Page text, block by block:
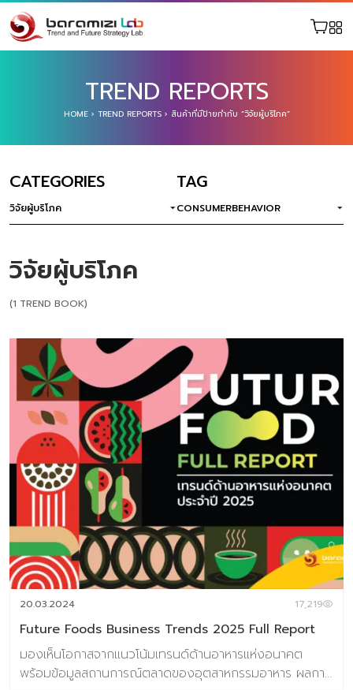
TREND REPORTS
HOME› TREND REPORTS› สินค้าที่มีป้ายกำกับ “วิจัยผู้บริโภค”
CATEGORIES
วิจัยผู้บริโภค
TAG
CONSUMERBEHAVIOR
วิจัยผู้บริโภค
(1 TREND BOOK)
20.03.2024 17,219
Future Foods Business Trends 2025 Full Report
มองเห็นโอกาสจากแนวโน้มเทรนด์ด้านอาหารแห่งอนาคต
พร้อมข้อมูลสถานการณ์ตลาดของอุตสาหกรรมอาหาร ผลการ